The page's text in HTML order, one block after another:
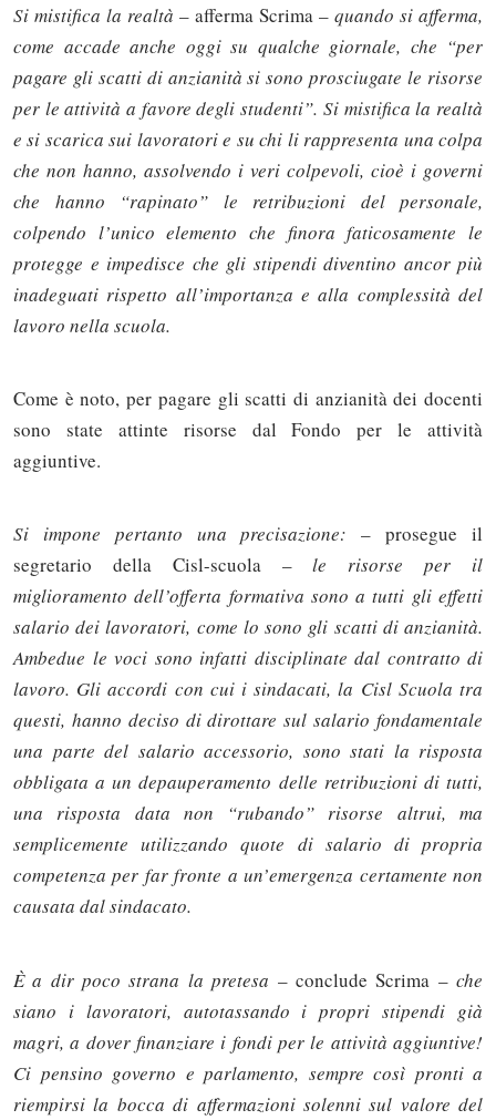
Si mistifica la realtà – afferma Scrima – quando si afferma,
come accade anche oggi su qualche giornale, che “per
pagare gli scatti di anzianità si sono prosciugate le risorse
per le attività a favore degli studenti”. Si mistifica la realtà
e si scarica sui lavoratori e su chi li rappresenta una colpa
che non hanno, assolvendo i veri colpevoli, cioè i governi
che hanno “rapinato” le retribuzioni del personale,
colpendo l’unico elemento che finora faticosamente le
protegge e impedisce che gli stipendi diventino ancor più
inadeguati rispetto all’importanza e alla complessità del
lavoro nella scuola.
Come è noto, per pagare gli scatti di anzianità dei docenti
sono state attinte risorse dal Fondo per le attività
aggiuntive.
Si impone pertanto una precisazione:– prosegue il
segretario della Cisl-scuola –le risorse per il
miglioramento dell’offerta formativa sono a tutti gli effetti
salario dei lavoratori, come lo sono gli scatti di anzianità.
Ambedue le voci sono infatti disciplinate dal contratto di
lavoro. Gli accordi con cui i sindacati, la Cisl Scuola tra
questi, hanno deciso di dirottare sul salario fondamentale
una parte del salario accessorio, sono stati la risposta
obbligata a un depauperamento delle retribuzioni di tutti,
una risposta data non “rubando” risorse altrui, ma
semplicemente utilizzando quote di salario di propria
competenza per far fronte a un’emergenza certamente non
causata dal sindacato.
È a dir poco strana la pretesa – conclude Scrima –che
siano i lavoratori, autotassando i propri stipendi già
magri, a dover finanziare i fondi per le attività aggiuntive!
Ci pensino governo e parlamento, sempre così pronti a
riempirsi la bocca di affermazioni solenni sul valore del